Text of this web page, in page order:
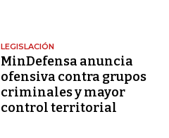
LEGISLACIÓN
MinDefensa anuncia
ofensiva contra grupos
criminales y mayor
control territorial